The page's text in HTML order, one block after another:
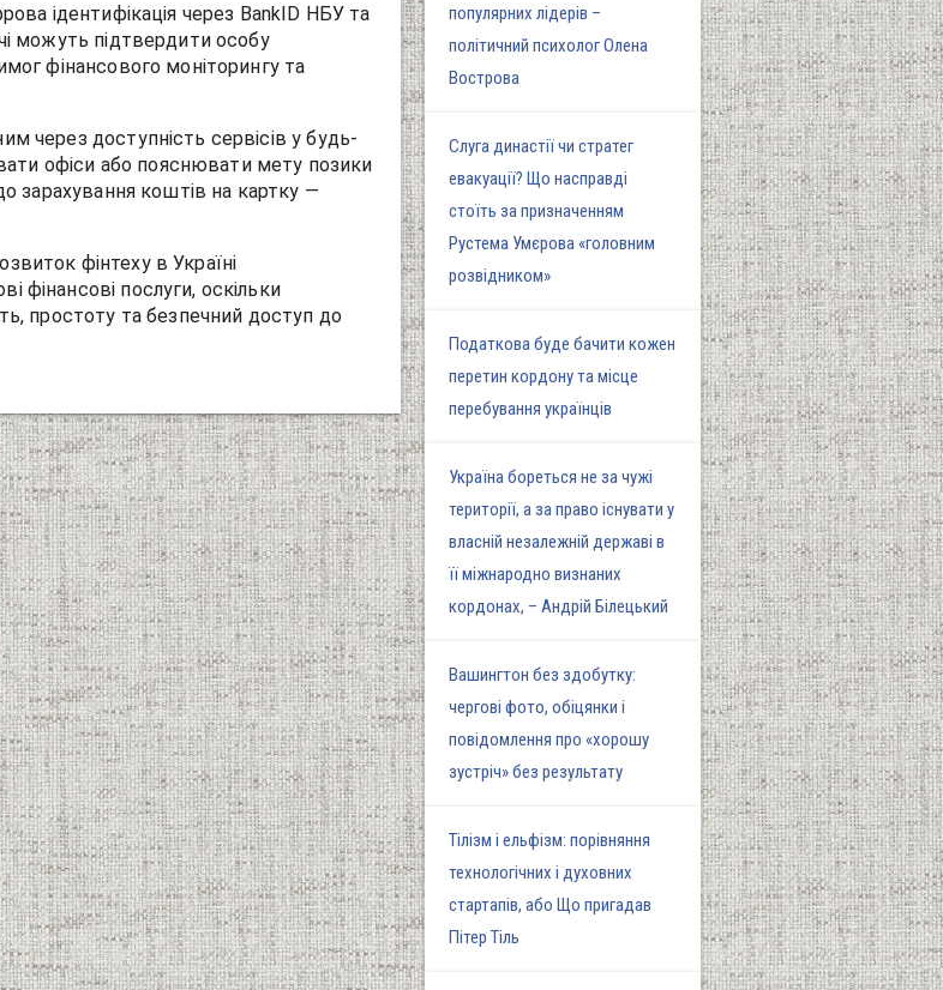
ідентифікація через BankID НБУ та
можуть підтвердити особу
фінансового моніторингу та
через доступність сервісів у будь-
офіси або пояснювати мету позики
зарахування коштів на картку —
фінтеху в Україні
послуги, оскільки
простоту та безпечний доступ до
популярних лідерів –
політичний психолог Олена
Вострова
Слуга династії чи стратег
евакуації? Що насправді
стоїть за призначенням
Рустема Умєрова «головним
розвідником»
Податкова буде бачити кожен
перетин кордону та місце
перебування українців
Україна бореться не за чужі
території, а за право існувати у
власній незалежній державі в
її міжнародно визнаних
кордонах, – Андрій Білецький
Вашингтон без здобутку:
чергові фото, обіцянки і
повідомлення про «хорошу
зустріч» без результату
Тілізм і ельфізм: порівняння
технологічних і духовних
стартапів, або Що пригадав
Пітер Тіль